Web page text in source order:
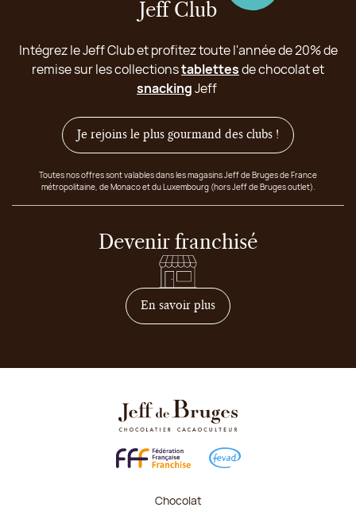
Jeff Club
Intégrez le Jeff Club et profitez toute l'année de 20% de
remise sur les collectionstablettesde chocolat et
snackingJeff
Je rejoins le plus gourmand des clubs !
Toutes nos offres sont valables dans les magasins Jeff de Bruges de France
métropolitaine, de Monaco et du Luxembourg (hors Jeff de Bruges outlet).
Devenir franchisé
En savoir plussur comment devenir
Chocolat